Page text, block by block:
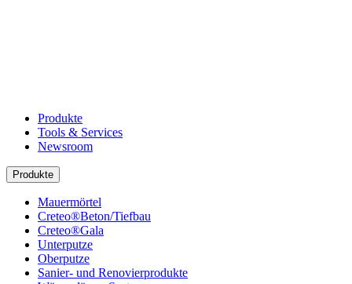
Produkte
Tools & Services
Newsroom
Produkte
Mauermörtel
Creteo®Beton/Tiefbau
Creteo®Gala
Unterputze
Oberputze
Sanier- und Renovierprodukte